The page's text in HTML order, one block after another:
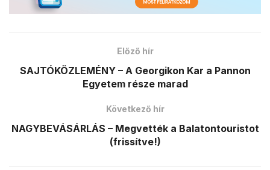
Előző hír
SAJTÓKÖZLEMÉNY – A Georgikon Kar a Pannon
Egyetem része marad
Következő hír
NAGYBEVÁSÁRLÁS – Megvették a Balatontouristot
(frissítve!)